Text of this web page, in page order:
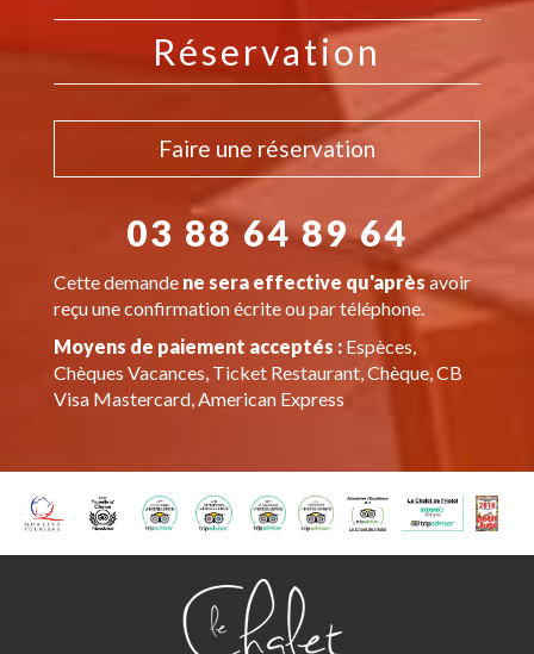
Réservation
Faire une réservation
03 88 64 89 64
Cette demande ne sera effective qu'aprèsavoir
reçu une confirmation écrite ou par téléphone.
Moyens de paiement acceptés :Espèces,
Chèques Vacances, Ticket Restaurant, Chèque, CB
Visa Mastercard, American Express